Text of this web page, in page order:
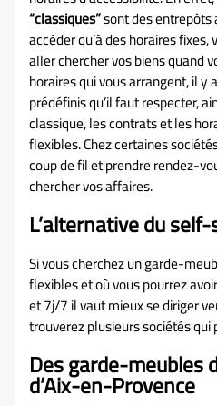
“classiques”sont des entrepôts
accéder qu’à des horaires
aller chercher vos biens quand
horaires qui vous arrangent, il y
prédéfinis qu’il faut respecter,
classique, les contrats et les
flexibles. Chez certaines
coup de fil et prendre rendez-
chercher vos affaires.
L’alternative du
Si vous cherchez un garde-
flexibles et où vous pourrez
et 7j/7 il vaut mieux se diriger
trouverez plusieurs sociétés
Des garde-meubles
d’Aix-en-Provence